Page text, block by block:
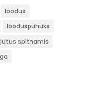
loodus
looduspuhuks
spithamis